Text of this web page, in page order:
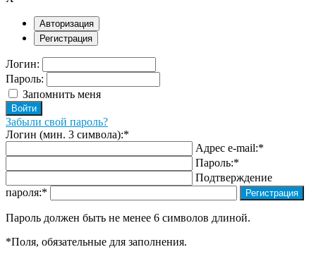
Авторизация
Регистрация
Логин:
Пароль:
Запомнить меня
Забыли свой пароль?
Логин (мин. 3 символа):*
Адрес e-mail:*
Пароль:*
Подтверждение
пароля:*
Пароль должен быть не менее 6 символов длиной.
*Поля, обязательные для заполнения.